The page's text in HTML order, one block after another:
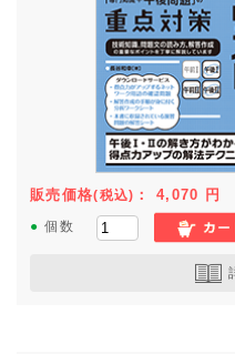
販売価格(税込) ：4,070 円
● 個数